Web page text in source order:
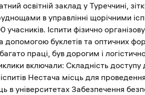
освітній заклад у Туреччині,
в управлінні щорічними
Іспити фізично
допомогою буклетів та оптичних
праці, був дорогим і
включали: Складність доступу
Нестача місць для проведення
в університетах Забезпечення